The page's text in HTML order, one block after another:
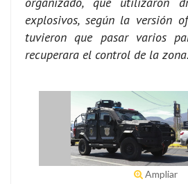
explosivos, según la versión
tuvieron que pasar varios
recuperara el control de la zona.
Ampliar